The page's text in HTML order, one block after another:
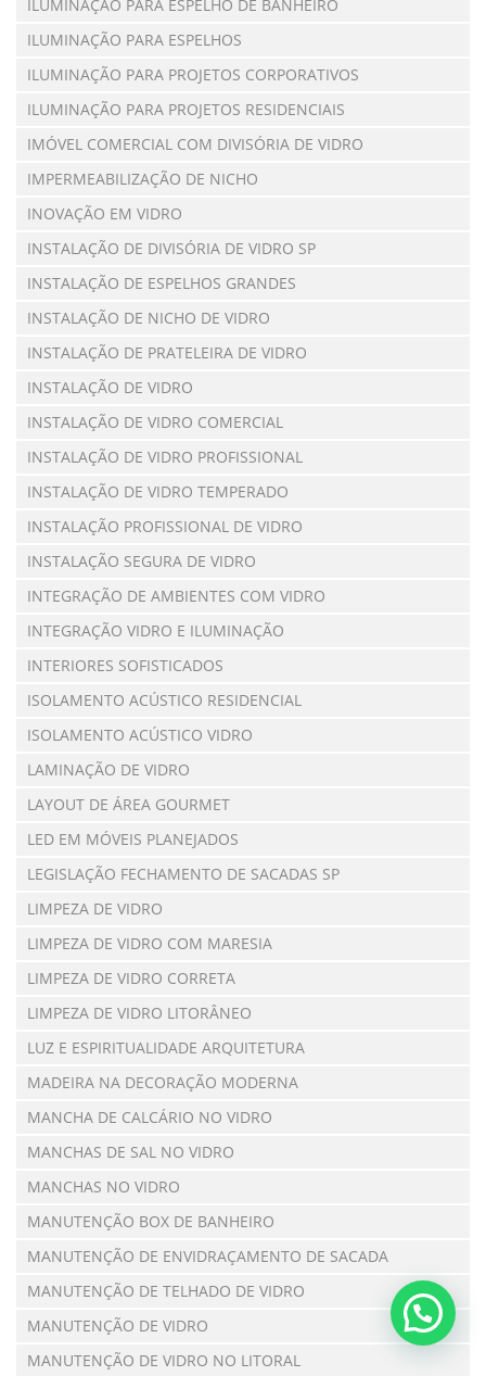
ILUMINAÇÃO PARA ESPELHO DE BANHEIRO
ILUMINAÇÃO PARA ESPELHOS
ILUMINAÇÃO PARA PROJETOS CORPORATIVOS
ILUMINAÇÃO PARA PROJETOS RESIDENCIAIS
IMÓVEL COMERCIAL COM DIVISÓRIA DE VIDRO
IMPERMEABILIZAÇÃO DE NICHO
INOVAÇÃO EM VIDRO
INSTALAÇÃO DE DIVISÓRIA DE VIDRO SP
INSTALAÇÃO DE ESPELHOS GRANDES
INSTALAÇÃO DE NICHO DE VIDRO
INSTALAÇÃO DE PRATELEIRA DE VIDRO
INSTALAÇÃO DE VIDRO
INSTALAÇÃO DE VIDRO COMERCIAL
INSTALAÇÃO DE VIDRO PROFISSIONAL
INSTALAÇÃO DE VIDRO TEMPERADO
INSTALAÇÃO PROFISSIONAL DE VIDRO
INSTALAÇÃO SEGURA DE VIDRO
INTEGRAÇÃO DE AMBIENTES COM VIDRO
INTEGRAÇÃO VIDRO E ILUMINAÇÃO
INTERIORES SOFISTICADOS
ISOLAMENTO ACÚSTICO RESIDENCIAL
ISOLAMENTO ACÚSTICO VIDRO
LAMINAÇÃO DE VIDRO
LAYOUT DE ÁREA GOURMET
LED EM MÓVEIS PLANEJADOS
LEGISLAÇÃO FECHAMENTO DE SACADAS SP
LIMPEZA DE VIDRO
LIMPEZA DE VIDRO COM MARESIA
LIMPEZA DE VIDRO CORRETA
LIMPEZA DE VIDRO LITORÂNEO
LUZ E ESPIRITUALIDADE ARQUITETURA
MADEIRA NA DECORAÇÃO MODERNA
MANCHA DE CALCÁRIO NO VIDRO
MANCHAS DE SAL NO VIDRO
MANCHAS NO VIDRO
MANUTENÇÃO BOX DE BANHEIRO
MANUTENÇÃO DE ENVIDRAÇAMENTO DE SACADA
MANUTENÇÃO DE TELHADO DE VIDRO
MANUTENÇÃO DE VIDRO
MANUTENÇÃO DE VIDRO NO LITORAL